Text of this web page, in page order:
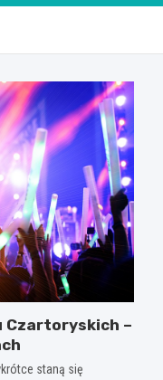
Czartoryskich –
staną się